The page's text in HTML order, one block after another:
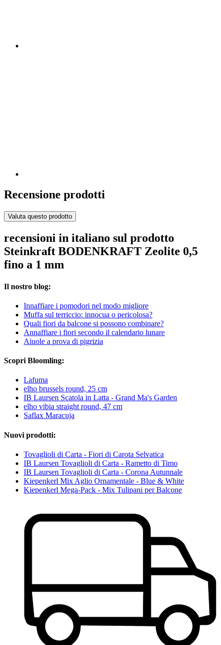
Recensione prodotti
Valuta questo prodotto
recensioni in italiano sul prodotto
Steinkraft BODENKRAFT Zeolite 0,5
fino a 1 mm
Il nostro blog:
Innaffiare i pomodori nel modo migliore
Muffa sul terriccio: innocua o pericolosa?
Quali fiori da balcone si possono combinare?
Annaffiare i fiori secondo il calendario lunare
Aiuole a prova di pigrizia
Scopri Bloomling:
Lafuma
elho brussels round, 25 cm
IB Laursen Scatola in Latta - Grand Ma's Garden
elho vibia straight round, 47 cm
Saflax Maracuja
Nuovi prodotti:
Tovaglioli di Carta - Fiori di Carota Selvatica
IB Laursen Tovaglioli di Carta - Rametto di Timo
IB Laursen Tovaglioli di Carta - Corona Autunnale
Kiepenkerl Mix Aglio Ornamentale - Blue & White
Kiepenkerl Mega-Pack - Mix Tulipani per Balcone